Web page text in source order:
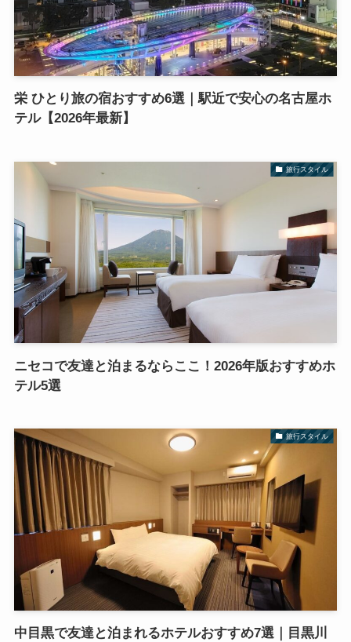
栄 ひとり旅の宿おすすめ6選｜駅近で安心の名古屋ホ
テル【2026年最新】
旅行スタイル
ニセコで友達と泊まるならここ！2026年版おすすめホ
テル5選
旅行スタイル
中目黒で友達と泊まれるホテルおすすめ7選｜目黒川